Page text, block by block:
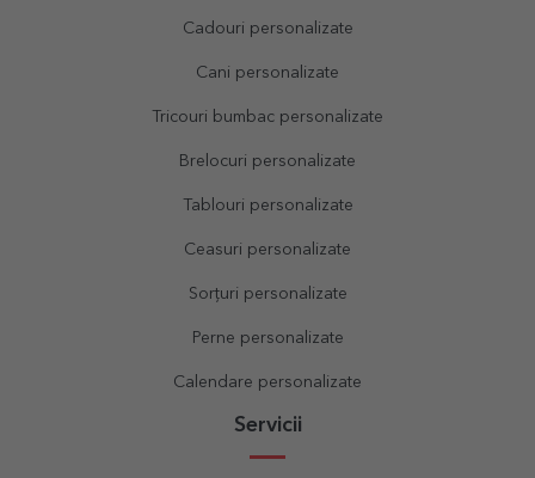
Cadouri personalizate
Cani personalizate
Tricouri bumbac personalizate
Brelocuri personalizate
Tablouri personalizate
Ceasuri personalizate
Sorțuri personalizate
Perne personalizate
Calendare personalizate
Servicii